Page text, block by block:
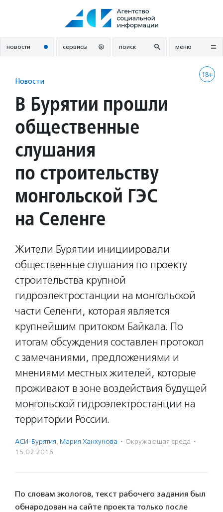
новости сервисы поиск меню
18+
Новости
В Бурятии прошли
общественные
слушания
по строительству
монгольской ГЭС
на Селенге
Жители Бурятии инициировали
общественные слушания по проекту
строительства крупной
гидроэлектростанции на монгольской
части Селенги, которая является
крупнейшим притоком Байкала. По
итогам обсуждения составлен протокол
с замечаниями, предложениями и
мнениями местных жителей, которые
проживают в зоне воздействия будущей
монгольской гидроэлектростанции на
территории России.
АСИ-Бурятия, Мария Ханхунова · Окружающая среда ·
15.02.2016
По словам экологов, текст рабочего задания был
обнародован на сайте проекта только после